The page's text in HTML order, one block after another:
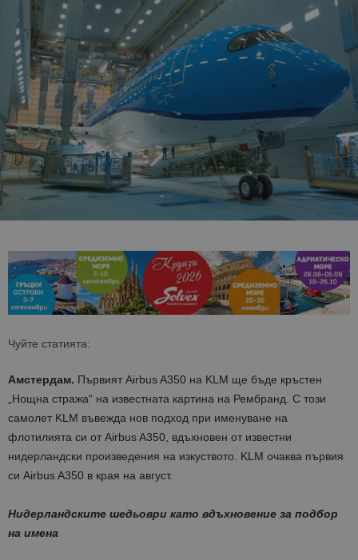
Чуйте статията:
Амстердам. Първият Airbus A350 на KLM ще бъде кръстен
„Нощна стража“ на известната картина на Рембранд. С този
самолет KLM въвежда нов подход при именуване на
флотилията си от Airbus A350, вдъхновен от известни
нидерландски произведения на изкуството. KLM очаква първия
си Airbus A350 в края на август.
Нидерландските шедьоври като вдъхновение за подбор
на имена